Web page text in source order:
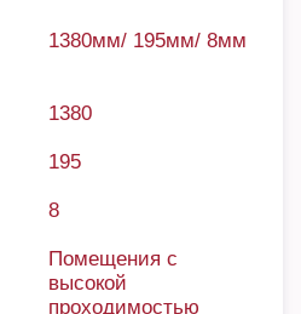
1380мм/ 195мм/ 8мм
1380
195
8
Помещения с
высокой
проходимостью